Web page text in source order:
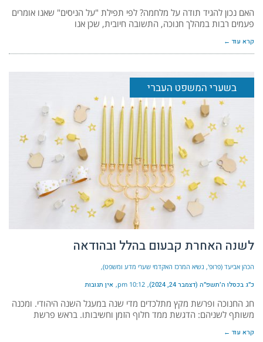
האם נכון להגיד תודה על מלחמה? לפי תפילת "על הניסים" שאנו אומרים
פעמים רבות במהלך חנוכה, התשובה חיובית, שכן אנו
קרא עוד ←
בשערי המשפט העברי
לשנה האחרת קבעום בהלל ובהודאה
הכהן אביעד (פרופ', נשיא המרכז האקדמי שערי מדע ומשפט)
כ״ג בכסלו ה׳תשפ״ה (דצמבר 24, 2024) 10:12 pm אין תגובות
חג החנוכה ופרשת מקץ מתלכדים מדי שנה במעגל השנה היהודי. ומכנה
משותף לשניהם: הדגשת ממד חלוף הזמן וחשיבותו. בראש פרשת
קרא עוד ←